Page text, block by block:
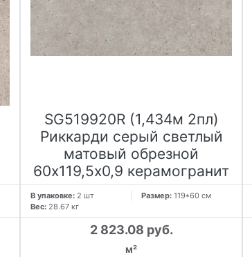
SG519920R (1,434м 2пл)
Риккарди серый светлый
матовый обрезной
60х119,5x0,9 керамогранит
В упаковке: 2 шт Размер: 119*60 см
Вес: 28.67 кг
2 823.08 руб.
м²